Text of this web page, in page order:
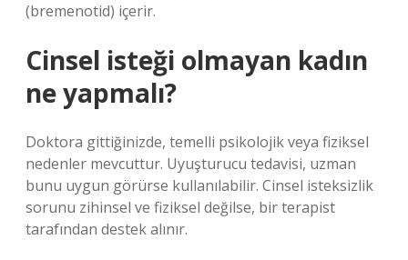
(bremenotid) içerir.
Cinsel isteği olmayan kadın
ne yapmalı?
Doktora gittiğinizde, temelli psikolojik veya fiziksel
nedenler mevcuttur. Uyuşturucu tedavisi, uzman
bunu uygun görürse kullanılabilir. Cinsel isteksizlik
sorunu zihinsel ve fiziksel değilse, bir terapist
tarafından destek alınır.